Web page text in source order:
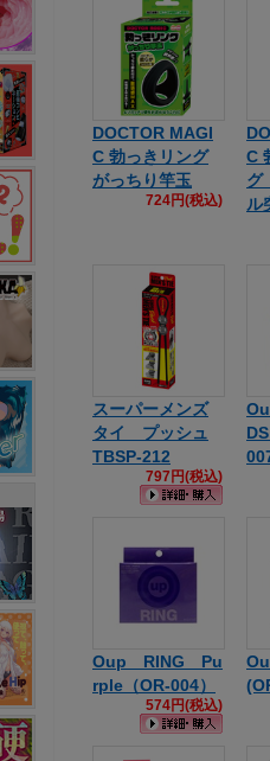
DOCTOR MAGI
C 勃っきリング
がっちり竿玉
724円(税込)
C
グ
ル
スーパーメンズ
タイ プッシュ
TBSP-212
797円(税込)
Oup RING Pu
rple（OR-004）
574円(税込)